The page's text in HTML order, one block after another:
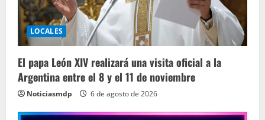
LOCALES
El papa León XIV realizará una visita oficial a la
Argentina entre el 8 y el 11 de noviembre
Noticiasmdp 6 de agosto de 2026